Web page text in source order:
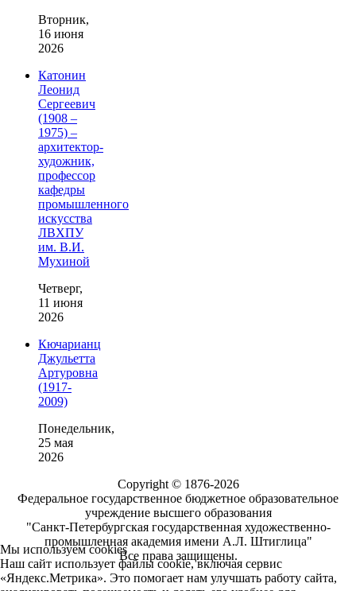
Вторник,
16 июня
2026
Катонин
Леонид
Сергеевич
(1908 –
1975) –
архитектор-
художник,
профессор
кафедры
промышленного
искусства
ЛВХПУ
им. В.И.
Мухиной
Четверг,
11 июня
2026
Кючарианц
Джульетта
Артуровна
(1917-
2009)
Понедельник,
25 мая
2026
Copyright © 1876-2026
Федеральное государственное бюджетное образовательное
учреждение высшего образования
"Санкт-Петербургская государственная художественно-
промышленная академия имени А.Л. Штиглица"
Все права защищены.
Мы используем cookies
Наш сайт использует файлы cookie, включая сервис
«Яндекс.Метрика». Это помогает нам улучшать работу сайта,